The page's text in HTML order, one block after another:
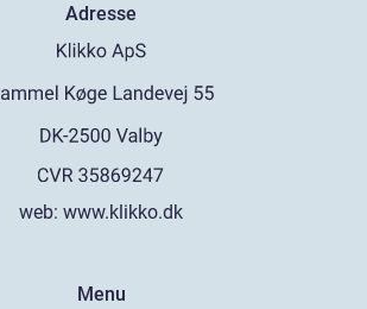
Adresse
web: www.klikko.dk
Menu